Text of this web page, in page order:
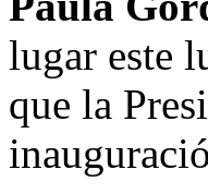
lugar este
que la